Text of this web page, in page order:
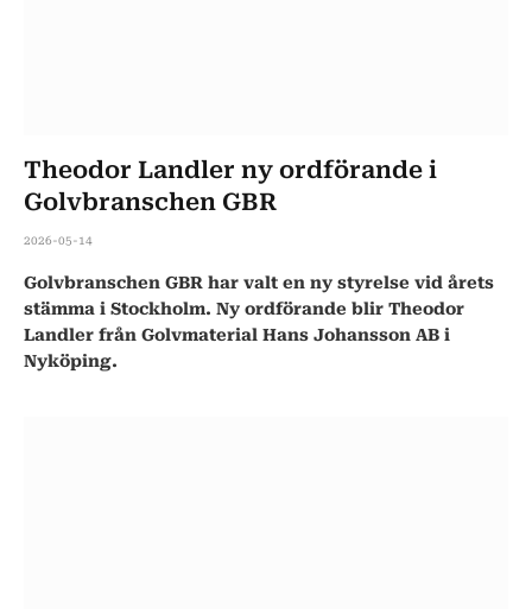
Theodor Landler ny ordförande i
Golvbranschen GBR
2026-05-14
Golvbranschen GBR har valt en ny styrelse vid årets
stämma i Stockholm. Ny ordförande blir Theodor
Landler från Golvmaterial Hans Johansson AB i
Nyköping.